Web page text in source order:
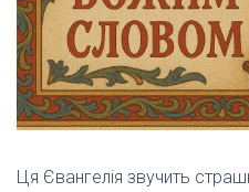
Ця Євангелія звучить